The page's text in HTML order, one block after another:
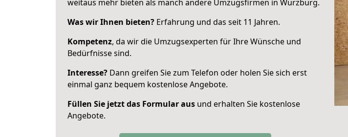
weitaus mehr bieten als manch andere Umzugsfirmen in Würzburg.
Was wir Ihnen bieten? Erfahrung und das seit 11 Jahren.
Kompetenz, da wir die Umzugsexperten für Ihre Wünsche und
Bedürfnisse sind.
Interesse? Dann greifen Sie zum Telefon oder holen Sie sich erst
einmal ganz bequem kostenlose Angebote.
Füllen Sie jetzt das Formular aus und erhalten Sie kostenlose
Angebote.